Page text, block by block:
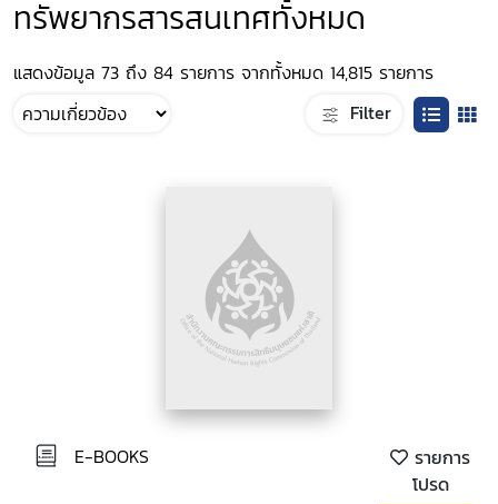
ทรัพยากรสารสนเทศทั้งหมด
แสดงข้อมูล 73 ถึง 84 รายการ จากทั้งหมด 14,815 รายการ
Filter
E-BOOKS
รายการ
โปรด